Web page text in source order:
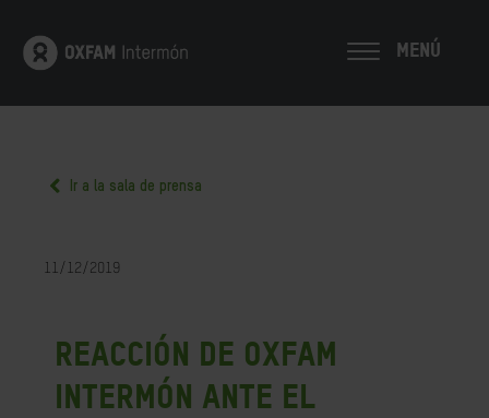
MENÚ
Ir a la sala de prensa
11/12/2019
Reacción de Oxfam
Intermón ante el